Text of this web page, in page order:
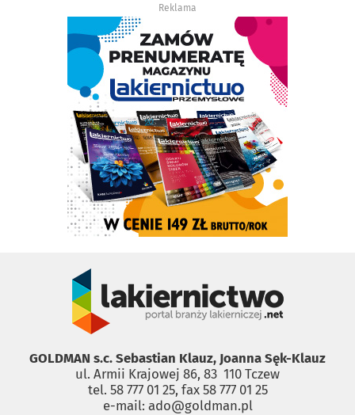
Reklama
GOLDMAN s.c. Sebastian Klauz, Joanna Sęk-Klauz
ul. Armii Krajowej 86, 83 ­ 110 Tczew
tel. 58 777 01 25, fax 58 777 01 25
e-mail: ado@goldman.pl